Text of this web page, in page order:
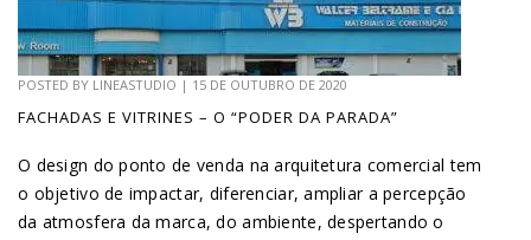
POSTED BY LINEASTUDIO | 15 DE OUTUBRO DE 2020
FACHADAS E VITRINES – O “PODER DA PARADA”
O design do ponto de venda na arquitetura comercial tem
o objetivo de impactar, diferenciar, ampliar a percepção
da atmosfera da marca, do ambiente, despertando o